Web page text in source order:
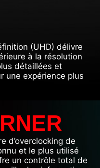
(UHD) délivre
à la résolution
détaillées et
une expérience plus
d’overclocking de
et le plus utilisé
un contrôle total de